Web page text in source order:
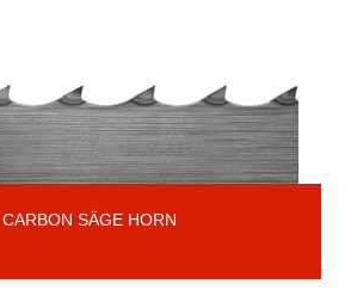
CARBON SÄGE HORN